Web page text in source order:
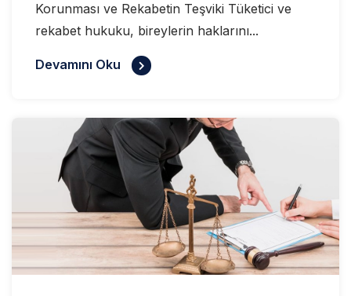
Korunması ve Rekabetin Teşviki Tüketici ve
rekabet hukuku, bireylerin haklarını...
Devamını Oku